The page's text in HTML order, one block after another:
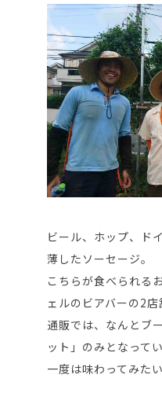
ビール、ホップ、ド
薄したソーセージ。
こちらが食べられる
ェルのビアバーの2店
通販では、なんとブ
ット」のみとなってい
一度は味わってみた